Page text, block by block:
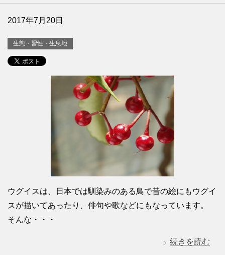
2017年7月20日
生態・習性・生息地
ウグイスは、日本では馴染みのある鳥で昔の絵にもウグイ
スが描いてあったり、俳句や歌などにもなっています。
そんな・・・
続きを読む